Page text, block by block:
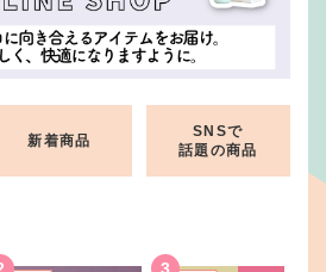
新着商品
SNSで
話題の商品